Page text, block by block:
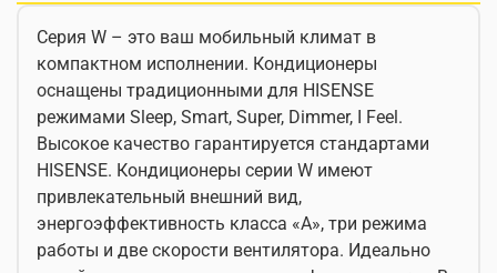
Серия W – это ваш мобильный климат в
компактном исполнении. Кондиционеры
оснащены традиционными для HISENSE
режимами Sleep, Smart, Super, Dimmer, I Feel.
Высокое качество гарантируется стандартами
HISENSE. Кондиционеры серии W имеют
привлекательный внешний вид,
энергоэффективность класса «А», три режима
работы и две скорости вентилятора. Идеально